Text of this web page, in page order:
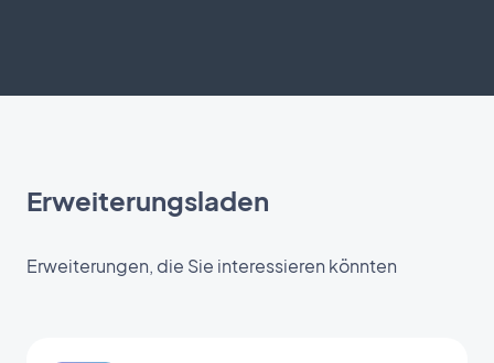
Erweiterungsladen
Erweiterungen, die Sie interessieren könnten